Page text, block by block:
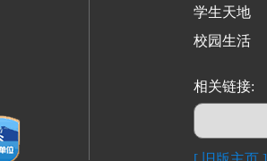
学生天地
校园生活
相关链接: